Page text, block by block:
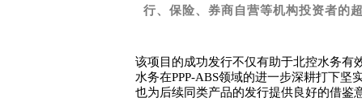
行、保险、券商自营等机构投资者的超
该项目的成功发行不仅有助于北控水务有
水务在PPP-ABS领域的进一步深耕打下坚
也为后续同类产品的发行提供良好的借鉴